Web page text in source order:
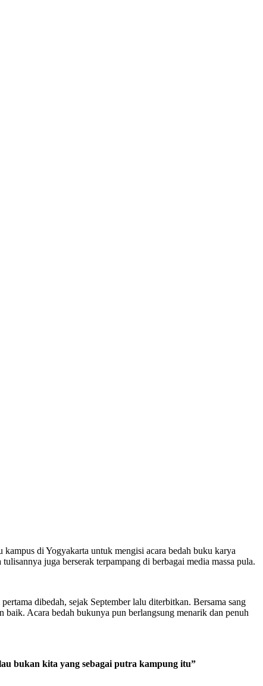
di Yogyakarta untuk mengisi acara bedah buku karya
juga berserak terpampang di berbagai media massa pula.
dibedah, sejak September lalu diterbitkan. Bersama sang
Acara bedah bukunya pun berlangsung menarik dan penuh
bukan kita yang sebagai putra kampung itu”